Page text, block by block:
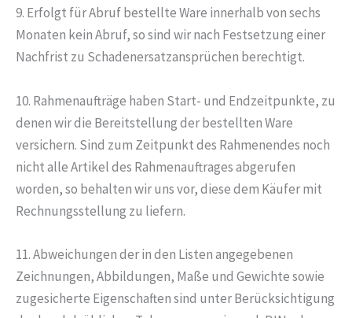
9. Erfolgt für Abruf bestellte Ware innerhalb von sechs
Monaten kein Abruf, so sind wir nach Festsetzung einer
Nachfrist zu Schadenersatzansprüchen berechtigt.
10. Rahmenaufträge haben Start- und Endzeitpunkte, zu
denen wir die Bereitstellung der bestellten Ware
versichern. Sind zum Zeitpunkt des Rahmenendes noch
nicht alle Artikel des Rahmenauftrages abgerufen
worden, so behalten wir uns vor, diese dem Käufer mit
Rechnungsstellung zu liefern.
11. Abweichungen der in den Listen angegebenen
Zeichnungen, Abbildungen, Maße und Gewichte sowie
zugesicherte Eigenschaften sind unter Berücksichtigung